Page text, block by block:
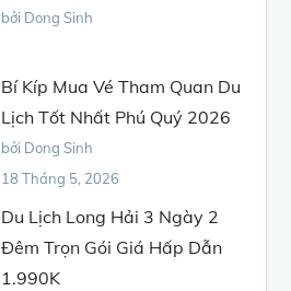
bởi Dong Sinh
Bí Kíp Mua Vé Tham Quan Du
Lịch Tốt Nhất Phú Quý 2026
bởi Dong Sinh
18 Tháng 5, 2026
Du Lịch Long Hải 3 Ngày 2
Đêm Trọn Gói Giá Hấp Dẫn
1.990K